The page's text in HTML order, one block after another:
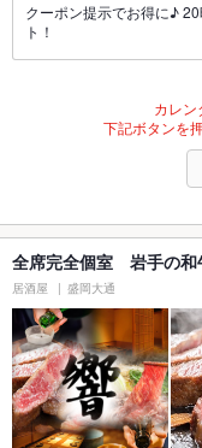
クーポン提示でお得に♪
ト！
カレン
下記ボタンを
全席完全個室 岩手の
居酒屋 盛岡大通